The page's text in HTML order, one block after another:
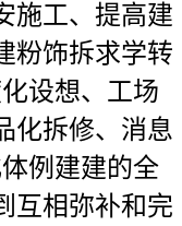
施工、提高建
粉饰拆求学转
设想、工场
化拆修、消息
例建建的全
互相弥补和完